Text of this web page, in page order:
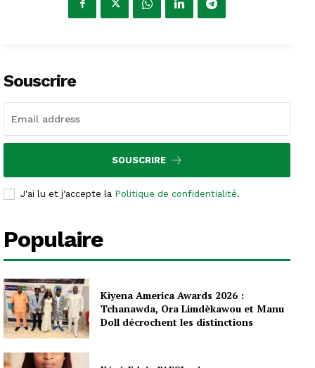
Souscrire
SOUSCRIRE
J'ai lu et j'accepte la Politique de confidentialité.
Populaire
Kiyena America Awards 2026 :
Tchanawda, Ora Limdèkawou et Manu
Doll décrochent les distinctions